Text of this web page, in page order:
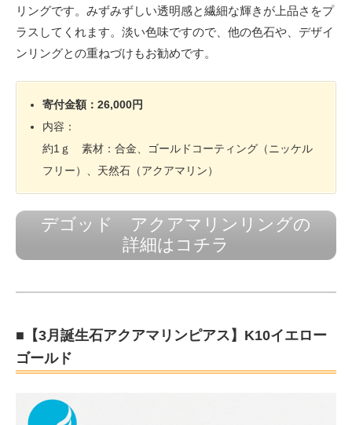
リングです。みずみずしい透明感と繊細な輝きが上品さをプ
ラスしてくれます。淡い色味ですので、他の色石や、デザイ
ンリングとの重ねづけもお勧めです。
寄付金額：26,000円
内容：
約1ｇ 素材：合金、ゴールドコーティング（ニッケル
フリー）、天然石（アクアマリン）
デゴッド アクアマリンリングの
詳細はコチラ
■【3月誕生石アクアマリンピアス】K10イエロー
ゴールド